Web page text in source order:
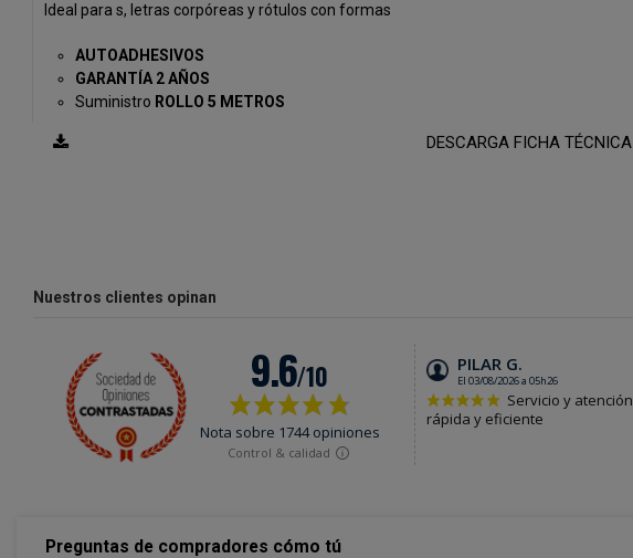
Ideal para s, letras corpóreas y rótulos con formas
AUTOADHESIVOS
GARANTÍA 2 AÑOS
Suministro ROLLO 5 METROS
DESCARGA FICHA TÉCNICA
Nuestros clientes opinan
Preguntas de compradores cómo tú